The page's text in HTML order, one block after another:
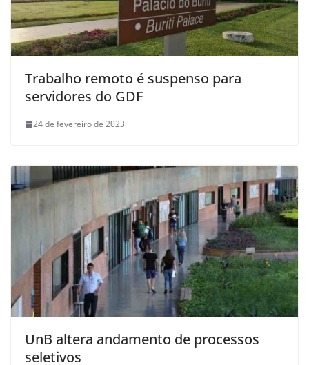
Trabalho remoto é suspenso para
servidores do GDF
24 de fevereiro de 2023
UnB altera andamento de processos
seletivos